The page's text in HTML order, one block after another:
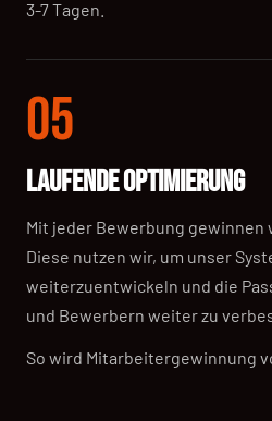
3-7 Tagen.
05
LAUFENDE OPTIMIERUNG
Mit jeder Bewerbung gewinnen
Diese nutzen wir, um unser
weiterzuentwickeln und die
und Bewerbern weiter zu
So wird Mitarbeitergewinnung